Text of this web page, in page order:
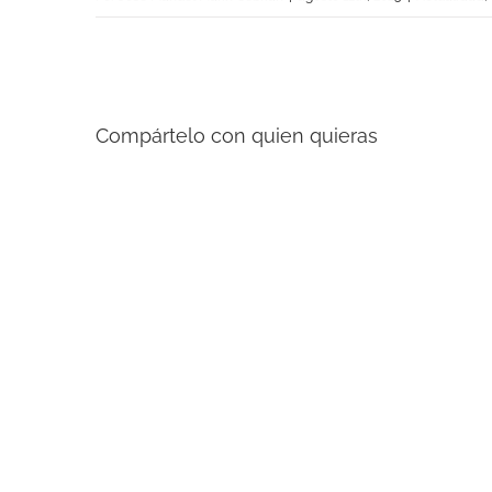
Compártelo con quien quieras